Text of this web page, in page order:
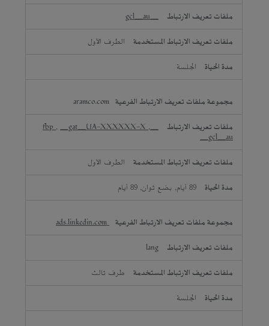
الطرف الأول
الجلسة
aramco.com
, _gat_UA-XXXXXX-X ,
_gcl_au
الطرف الأول
89 أيام, بضع ثوان, 89 أيام
lang
طرف ثالث
الجلسة